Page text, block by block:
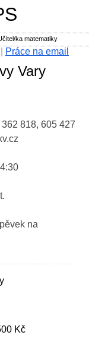
Vary
818, 605 427
na
Kč
Práce na email
ka matematiky